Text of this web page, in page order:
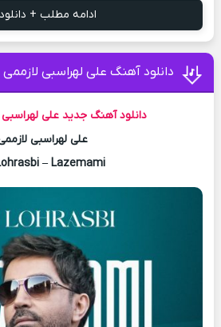
ادامه مطلب +
دانلود آهنگ علی لهراسبی لازممی
دانلود آهنگ جدید علی لهراسبی
علی لهراسبی
– Lazemami